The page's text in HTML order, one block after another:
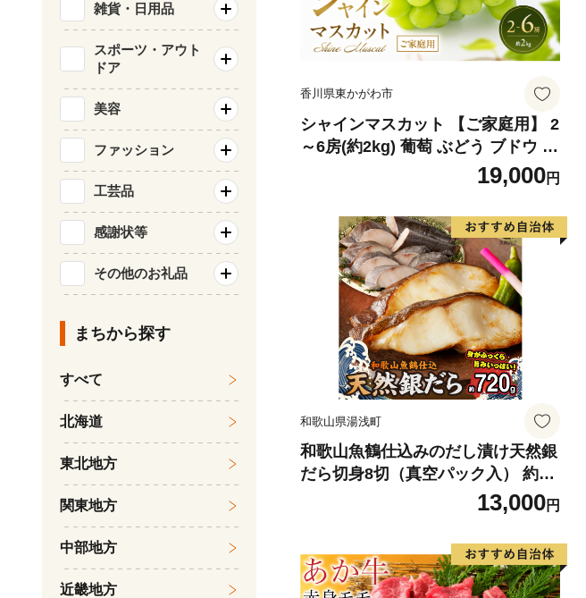
香川県東かがわ市
シャインマスカット 【ご家庭用】 2
～6房(約2kg) 葡萄 ぶどう ブドウ フ
ルーツ 果物 くだもの 果実 旬の果物
旬のフルーツ 香川 香川県 東かがわ
19,000円
和歌山県湯浅町
和歌山魚鶴仕込みのだし漬け天然銀
だら切身8切（真空パック入） 約72
0g 小分け 独自製法 良質な脂 ふっ
くら 柔らかい 身質 甘み 旨味 白身
魚のトロ 梅酒 北海道南産 真こんぶ
だし漬け 煮付け ムニエル 味噌漬け
鍋物 冷凍 湯浅町 送料無料_G7334
13,000円
雑貨・日用品
スポーツ・アウト
ドア
美容
ファッション
工芸品
感謝状等
その他のお礼品
まちから探す
すべて
北海道
東北地方
関東地方
中部地方
近畿地方